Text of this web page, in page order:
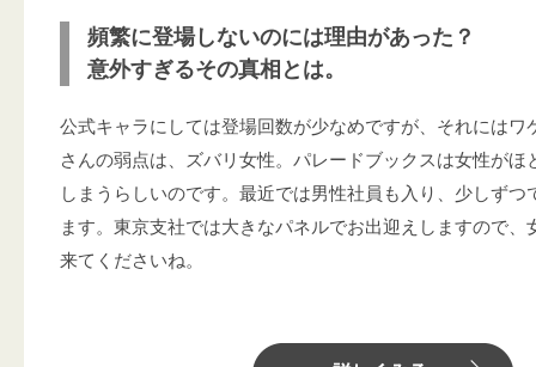
頻繁に登場しないのには理由があった？
意外すぎるその真相とは。
公式キャラにしては登場回数が少なめですが、それにはワ
さんの弱点は、ズバリ女性。パレードブックスは女性がほ
しまうらしいのです。最近では男性社員も入り、少しずつ
ます。東京支社では大きなパネルでお出迎えしますので、
来てくださいね。